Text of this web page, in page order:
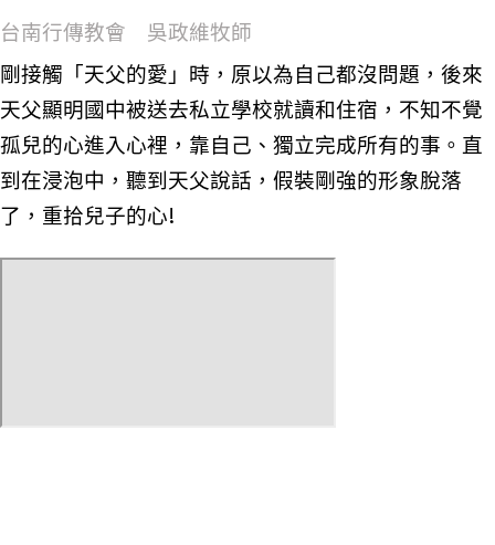
台南行傳教會 吳政維牧師
剛接觸「天父的愛」時，原以為自己都沒問題，後來
天父顯明國中被送去私立學校就讀和住宿，不知不覺
孤兒的心進入心裡，靠自己、獨立完成所有的事。直
到在浸泡中，聽到天父說話，假裝剛強的形象脫落
了，重拾兒子的心!